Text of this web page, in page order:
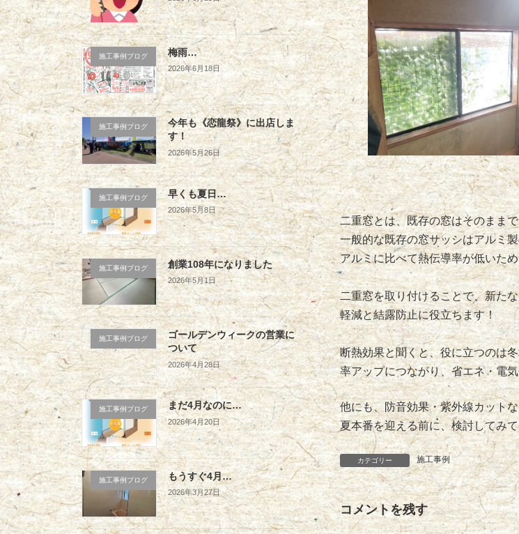
二重窓とは、既存の窓はそのまま
一般的な既存の窓サッシはアルミ
アルミに比べて熱伝導率が低いた
二重窓を取り付けることで、新た
軽減と結露防止に役立ちます！
断熱効果と聞くと、役に立つのは
率アップにつながり、省エネ・電
他にも、防音効果・紫外線カット
夏本番を迎える前に、検討してみ
カテゴリー 施工事例
コメントを残す
施工事例ブログ 梅雨…
2026年6月18日
施工事例ブログ
今年も《恋龍祭》に出店しま
す！
2026年5月26日
施工事例ブログ 早くも夏日…
2026年5月8日
施工事例ブログ 創業108年になりました
2026年5月1日
施工事例ブログ
ゴールデンウィークの営業に
ついて
2026年4月28日
施工事例ブログ まだ4月なのに…
2026年4月20日
施工事例ブログ もうすぐ4月…
2026年3月27日